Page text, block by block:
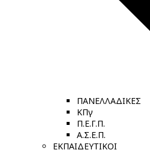
ΠΑΝΕΛΛΑΔΙΚΕΣ
ΚΠγ
Π.Ε.Γ.Π.
Α.Σ.Ε.Π.
ΕΚΠΑΙΔΕΥΤΙΚΟΙ